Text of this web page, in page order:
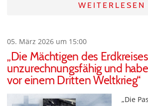
WEITERLESEN
05. März 2026 um 15:00
„Die Mächtigen des
unzurechnungsfähig und
vor einem Dritten Weltkrieg“
„Die